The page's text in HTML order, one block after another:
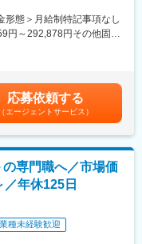
ップメーカーなど様々な
機器の情報提供や販売を
る際のトレーニングサポ
とが特徴で、医療の現場
医薬品の効果や副作用な
者さんのQOL改善に向
担う専門性の高い活動が
形態＞月給制特記事項なし
円～292,878円その他固定
給与補足＞業績に応じて
安の金額であり、選考を
(月額)は固定手当を含めた
応募依頼する
（エージェントサービス）
の専門職へ／市場価
年休125日
業種未経験歓迎